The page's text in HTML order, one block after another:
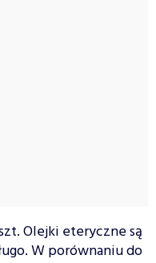
Olejki eteryczne są
W porównaniu do